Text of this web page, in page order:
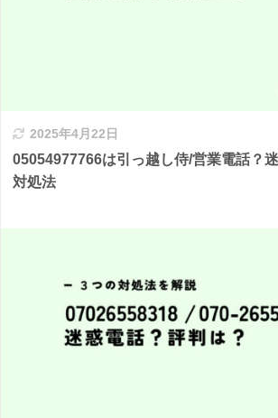
2025年4月22日
05054977766は引っ越し侍/営業電話？
対処法